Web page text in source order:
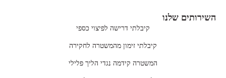
השירותים שלנו
קיבלתי דרישה לפיצוי כספי
קיבלתי זימון מהמשטרה לחקירה
המשטרה קידמה נגדי הליך פלילי